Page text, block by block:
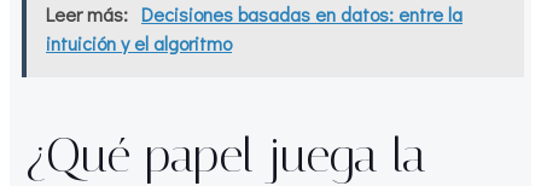
Leer más: Decisiones basadas en datos: entre la
intuición y el algoritmo
¿Qué papel juega la